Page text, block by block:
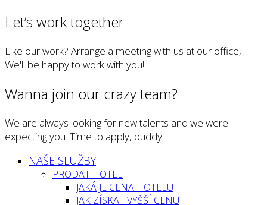
Let’s work together
Like our work? Arrange a meeting with us at our office,
We'll be happy to work with you!
Wanna join our crazy team?
We are always looking for new talents and we were
expecting you. Time to apply, buddy!
NAŠE SLUŽBY
PRODAT HOTEL
JAKÁ JE CENA HOTELU
JAK ZÍSKAT VYŠŠÍ CENU